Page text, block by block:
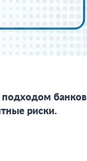
банков
риски.